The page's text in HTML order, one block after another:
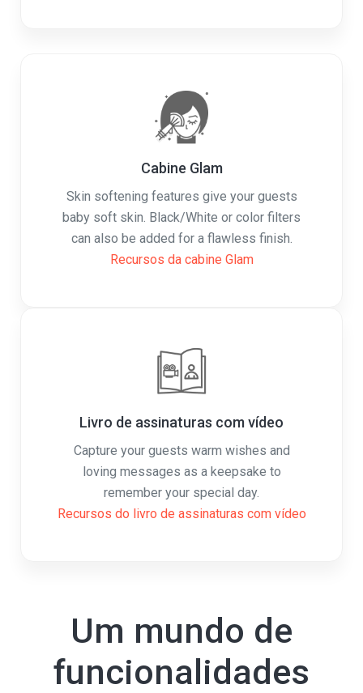
Cabine Glam
Skin softening features give your guests
baby soft skin. Black/White or color filters
can also be added for a flawless finish.
Recursos da cabine Glam
Livro de assinaturas com vídeo
Capture your guests warm wishes and
loving messages as a keepsake to
remember your special day.
Recursos do livro de assinaturas com vídeo
Um mundo de
funcionalidades